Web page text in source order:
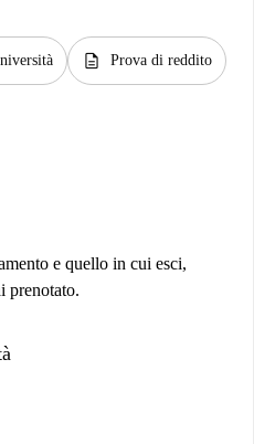
description Prova di reddito
e quello in cui esci,
prenotato.